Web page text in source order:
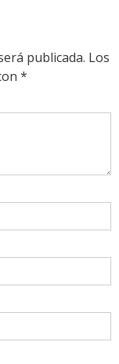
publicada. Los
*